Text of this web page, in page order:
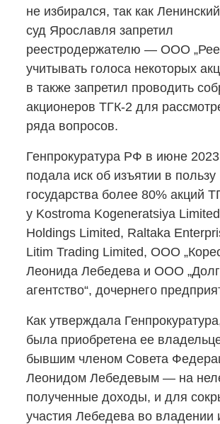
не избирался, так как
суд Ярославля запретил
реестродержателю — ООО
учитывать голоса некоторых
в также запретил проводить
акционеров ТГК-2 для
ряда вопросов.
Генпрокуратура РФ в июне
подала иск об изъятии в пользу
государства более 80% акций
у Kostroma Kogeneratsiya
Holdings Limited, Raltaka
Litim Trading Limited, ООО
Леонида Лебедева и ООО
агентство“, дочернего
Как утверждала
была приобретена ее
бывшим членом Совета
Леонидом Лебедевым — на
полученные доходы, и для
участия Лебедева во владении